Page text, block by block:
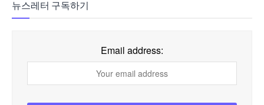
뉴스레터 구독하기
Email address: